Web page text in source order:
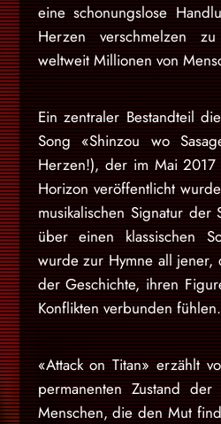
eine schonungslose
Herzen verschmelzen
weltweit Millionen von
Ein zentraler Bestandteil
Song «Shinzou wo
Herzen!), der im Mai
Horizon veröffentlicht
musikalischen Signatur
über einen klassischen
wurde zur Hymne all jener,
der Geschichte, ihren
Konflikten verbunden fühlen.
«Attack on Titan» erzählt
permanenten Zustand
Menschen, die den Mut